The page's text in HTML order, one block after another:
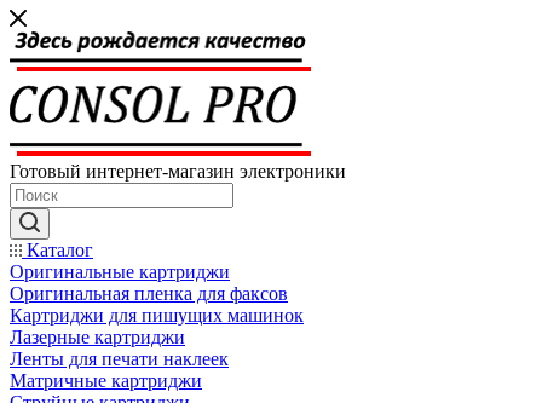
Готовый интернет-магазин электроники
Каталог
Оригинальные картриджи
Оригинальная пленка для факсов
Картриджи для пишущих машинок
Лазерные картриджи
Ленты для печати наклеек
Матричные картриджи